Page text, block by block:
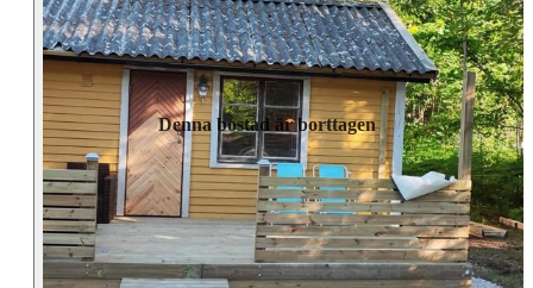
Denna bostad är borttagen